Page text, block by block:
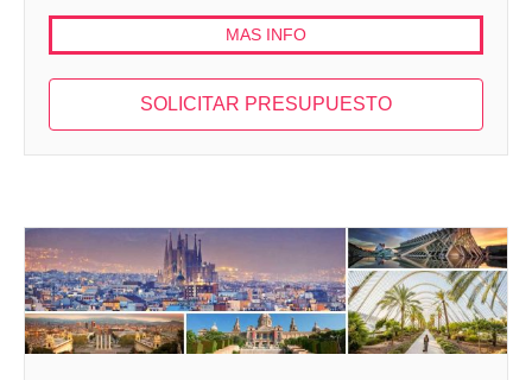
MAS INFO
SOLICITAR PRESUPUESTO